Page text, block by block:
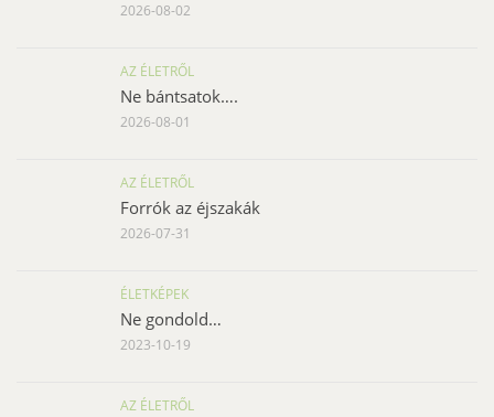
2026-08-02
AZ ÉLETRŐL
Ne bántsatok….
2026-08-01
AZ ÉLETRŐL
Forrók az éjszakák
2026-07-31
ÉLETKÉPEK
Ne gondold…
2023-10-19
AZ ÉLETRŐL